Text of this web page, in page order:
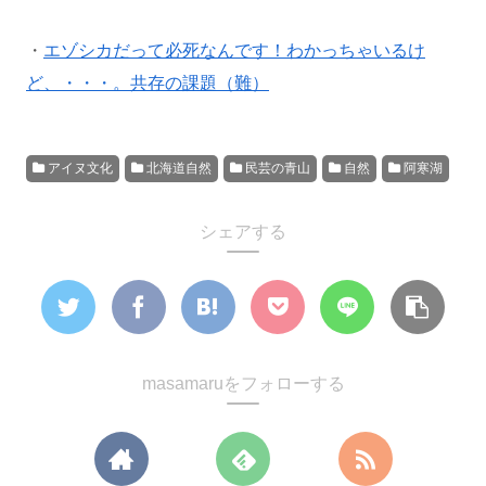
・ エゾシカだって必死なんです！わかっちゃいるけ
ど、・・・。共存の課題（難）
アイヌ文化 北海道自然 民芸の青山 自然 阿寒湖
シェアする
masamaruをフォローする